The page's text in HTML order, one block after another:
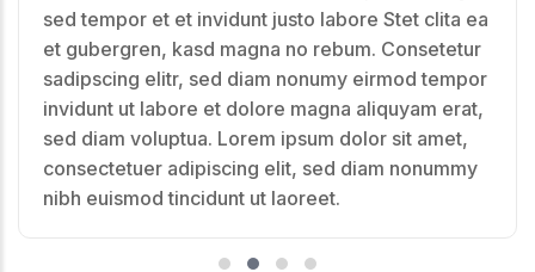
sed tempor et et invidunt justo labore Stet clita ea
et gubergren, kasd magna no rebum. Consetetur
sadipscing elitr, sed diam nonumy eirmod tempor
invidunt ut labore et dolore magna aliquyam erat,
sed diam voluptua. Lorem ipsum dolor sit amet,
consectetuer adipiscing elit, sed diam nonummy
nibh euismod tincidunt ut laoreet.